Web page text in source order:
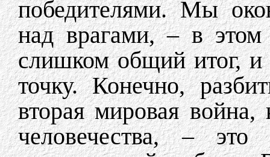
победителями. Мы
над врагами, – в
слишком общий итог,
точку. Конечно,
вторая мировая
человечества, – это